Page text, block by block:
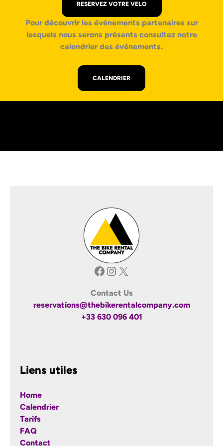
RESERVEZ VOTRE VELO
Pour découvrir les événements partenaires sur
lesquels nous serons présents consultez notre
calendrier des événements.
CALENDRIER
Facebook Instagram X
Contact Us
reservations@thebikerentalcompany.com
+33 630 096 401
Liens utiles
Home
Calendrier
Tarifs
FAQ
Contact